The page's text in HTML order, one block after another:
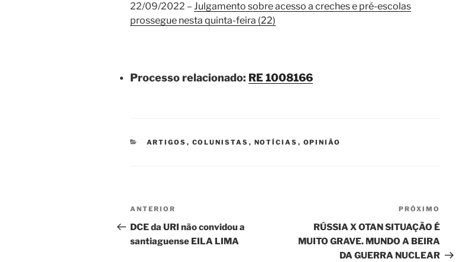
22/09/2022 – Julgamento sobre acesso a creches e pré-escolas
prossegue nesta quinta-feira (22)
Processo relacionado: RE 1008166
CATEGORIAS
ARTIGOS , COLUNISTAS , NOTÍCIAS , OPINIÃO
Navegação
de
Post
Post
anterior
ANTERIOR
DCE da URI não convidou a
santiaguense EILA LIMA
post
PRÓXIMO
RÚSSIA X OTAN SITUAÇÃO É
MUITO GRAVE. MUNDO A BEIRA
DA GUERRA NUCLEAR